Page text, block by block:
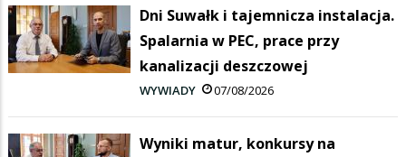
Dni Suwałk i tajemnicza instalacja.
Spalarnia w PEC, prace przy
kanalizacji deszczowej
WYWIADY 07/08/2026
Wyniki matur, konkursy na